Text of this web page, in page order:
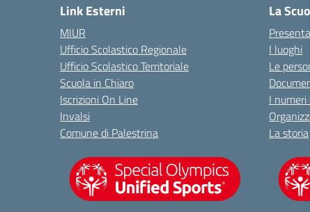
Link Esterni
MIUR
Ufficio Scolastico Regionale
Ufficio Scolastico Territoriale
Scuola in Chiaro
Iscrizioni On Line
Invalsi
Comune di Palestrina
La
I luoghi
Le
I
La storia